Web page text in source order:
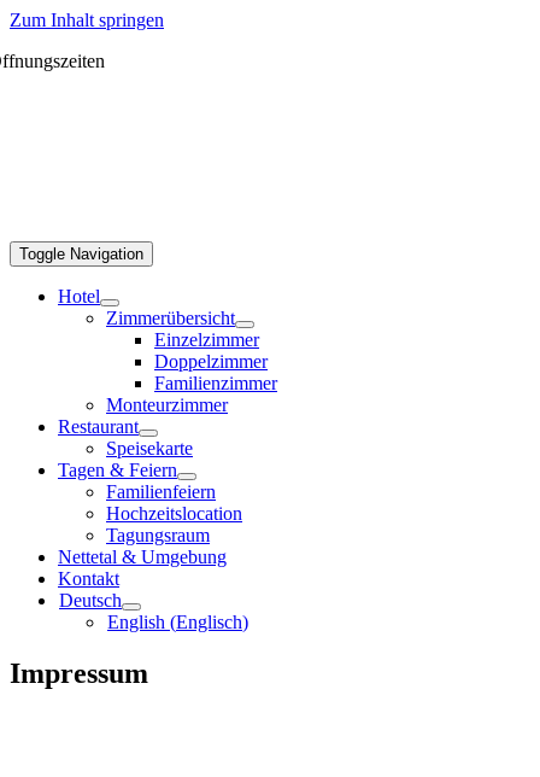
Zum Inhalt springen
Toggle Navigation
Hotel
Zimmerübersicht
Einzelzimmer
Doppelzimmer
Familienzimmer
Monteurzimmer
Restaurant
Speisekarte
Tagen & Feiern
Familienfeiern
Hochzeitslocation
Tagungsraum
Nettetal & Umgebung
Kontakt
Deutsch
English (Englisch)
Impressum